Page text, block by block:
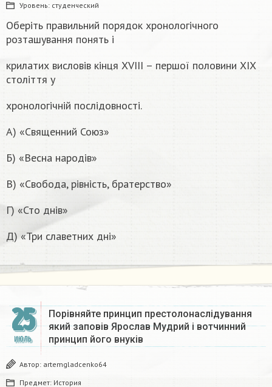
Уровень: студенческий
Оберіть правильний порядок хронологічного
розташування понять і
крилатих висловів кінця ХVІІІ – першої половини ХІХ
століття у
хронологічній послідовності.
А) «Священний Союз»
Б) «Весна народів»
В) «Свобода, рівність, братерство»
Г) «Сто днів»
Д) «Три славетних дні»
25
ИЮЛЬ
Порівняйте принцип престолонаслідування
який заповів Ярослав Мудрий і вотчинний
принцип його внуків
Автор: artemgladcenko64
Предмет: История